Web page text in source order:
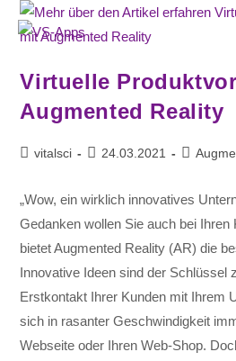
Virtuelle
Augmented Reality
vitalsci 24.03.2021
„Wow, ein wirklich innovatives
Gedanken wollen Sie auch bei Ihren
bietet Augmented Reality (AR) die
Innovative Ideen sind der Schlüssel
Erstkontakt Ihrer Kunden mit Ihrem
sich in rasanter Geschwindigkeit
Webseite oder Ihren Web-Shop.